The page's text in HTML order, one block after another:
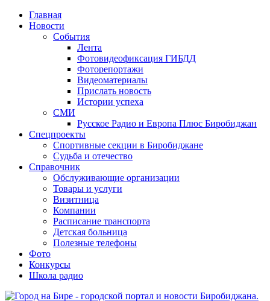
Главная
Новости
События
Лента
Фотовидеофиксация ГИБДД
Фоторепортажи
Видеоматериалы
Прислать новость
Истории успеха
СМИ
Русское Радио и Европа Плюс Биробиджан
Спецпроекты
Спортивные секции в Биробиджане
Судьба и отечество
Справочник
Обслуживающие организации
Товары и услуги
Визитница
Компании
Расписание транспорта
Детская больница
Полезные телефоны
Фото
Конкурсы
Школа радио